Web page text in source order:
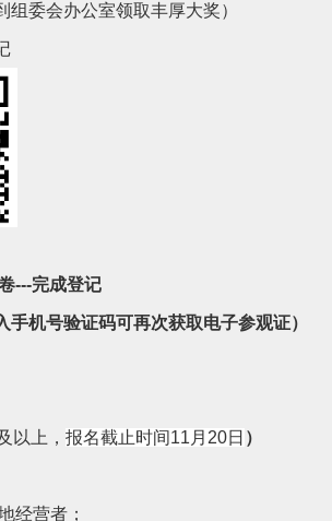
组委会办公室领取丰厚大奖）
---完成登记
手机号验证码可再次获取电子参观证）
以上， 报名截止时间11月20日 ）
经营者；